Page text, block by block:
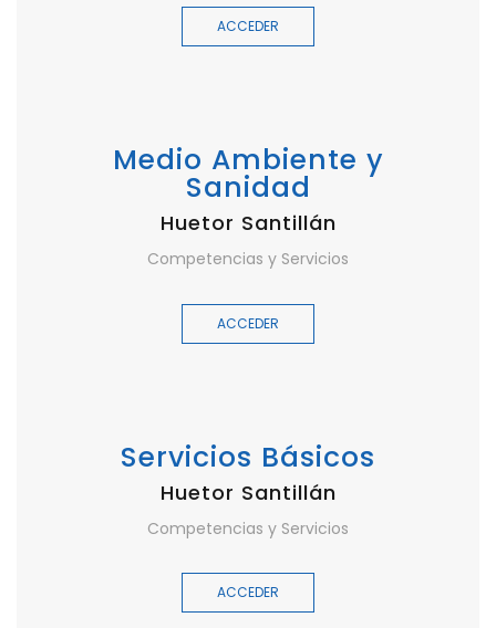
ACCEDER
Medio Ambiente y
Sanidad
Huetor Santillán
Competencias y Servicios
ACCEDER
Servicios Básicos
Huetor Santillán
Competencias y Servicios
ACCEDER